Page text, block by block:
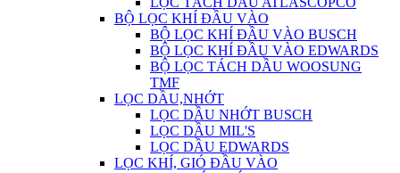
BỘ LỌC KHÍ ĐẦU VÀO
BỘ LỌC KHÍ ĐẦU VÀO BUSCH
BỘ LỌC KHÍ ĐẦU VÀO EDWARDS
BỘ LỌC TÁCH DẦU WOOSUNG
TMF
LỌC DẦU,NHỚT
LỌC DẦU NHỚT BUSCH
LỌC DẦU MIL'S
LỌC DẦU EDWARDS
LỌC KHÍ, GIÓ ĐẦU VÀO